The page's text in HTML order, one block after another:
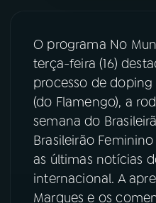
08FESTIVAL DE
ACOMPANHE A RÁDIO
YouTube
Instagram
O programa No
terça-feira (16)
processo de
(do Flamengo), a
semana do
Brasileirão
as últimas notícias
internacional. A
Marques e os